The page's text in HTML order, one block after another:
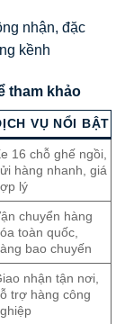
nhận, đặc
kềnh
tham khảo
VỤ NỔI BẬT
16 chỗ ghế ngồi,
hàng nhanh, giá
lý
chuyển hàng
toàn quốc,
bao chuyến
nhận tận nơi,
trợ hàng công